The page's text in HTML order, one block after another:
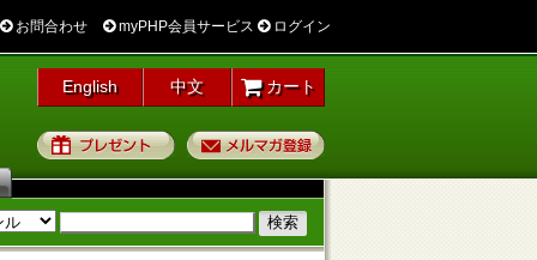
お問合わせ myPHP会員サービス ログイン
English 中文 カート
プレゼント